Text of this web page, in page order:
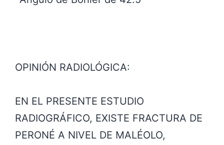
OPINIÓN RADIOLÓGICA:
EN EL PRESENTE ESTUDIO
RADIOGRÁFICO, EXISTE FRACTURA DE
PERONÉ A NIVEL DE MALÉOLO,